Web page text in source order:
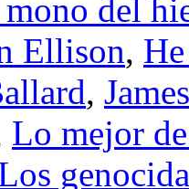
del
Ellison,
,
Lo mejor